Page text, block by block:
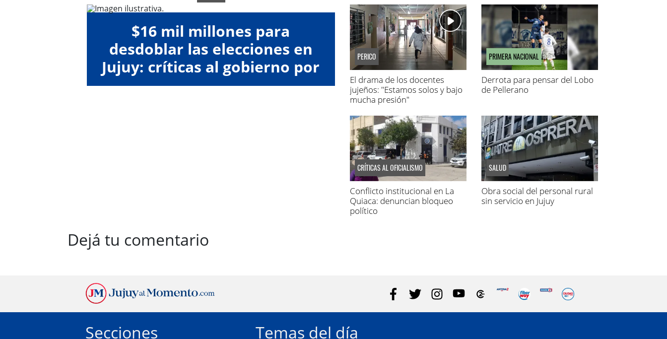
$16 mil millones para
desdoblar las elecciones en
Jujuy: críticas al gobierno por
el costo
PERICO
El drama de los docentes
jujeños: "Estamos solos y bajo
mucha presión"
PRIMERA NACIONAL
Derrota para pensar del Lobo
de Pellerano
CRÍTICAS AL OFICIALISMO
Conflicto institucional en La
Quiaca: denuncian bloqueo
político
SALUD
Obra social del personal rural
sin servicio en Jujuy
Dejá tu comentario
Secciones Temas del día